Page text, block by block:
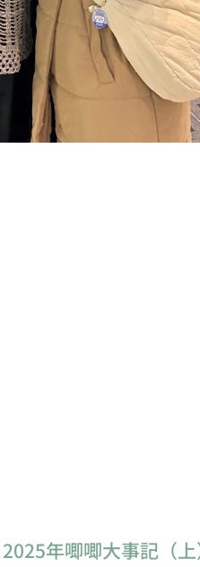
年唧唧大事記（上